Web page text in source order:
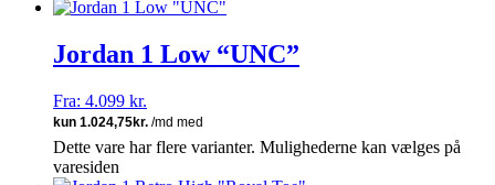
Jordan 1 Low “UNC”
Fra: 4.099 kr.
Dette vare har flere varianter. Mulighederne kan vælges på
varesiden